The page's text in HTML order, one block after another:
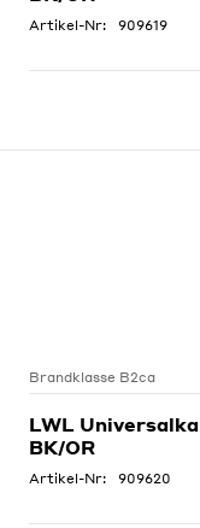
Artikel-Nr: 909619
Brandklasse B2ca
LWL
BK/OR
Artikel-Nr: 909620